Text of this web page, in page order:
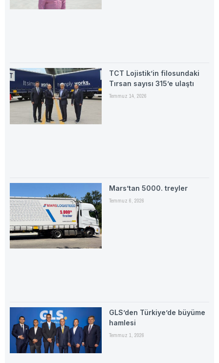
TCT Lojistik’in filosundaki
Tırsan sayısı 315’e ulaştı
Temmuz 14, 2026
Mars’tan 5000. treyler
Temmuz 6, 2026
GLS’den Türkiye’de büyüme
hamlesi
Temmuz 1, 2026